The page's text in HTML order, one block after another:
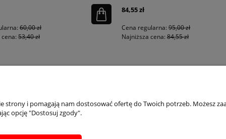
60,00 zł
53,40 zł
84,55 zł
Cena regularna:95,00 zł
Najniższa cena:84,55 zł
Dostępne formy płatości
strony i pomagają nam dostosować ofertę do Twoich potrzeb. Możesz
opcję "Dostosuj zgody".